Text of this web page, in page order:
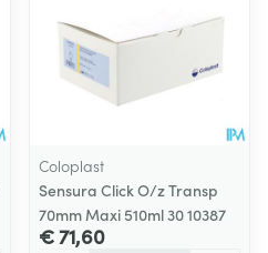
Coloplast
Sensura Click O/z Transp
70mm Maxi 510ml 30 10387
€ 71,60